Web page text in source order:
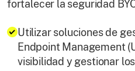
fortalecer la seguridad
Utilizar soluciones de
Endpoint Management
visibilidad y gestionar